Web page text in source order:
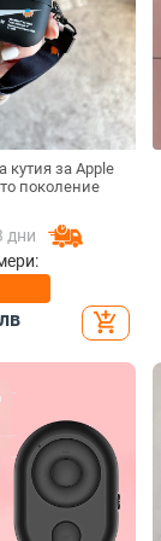
кутия за Apple
поколение
дни
add_shopping_cart